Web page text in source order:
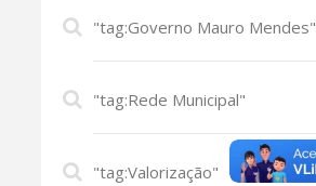
"tag:Governo Mauro Mendes"
"tag:Rede Municipal"
"tag:Valorização"